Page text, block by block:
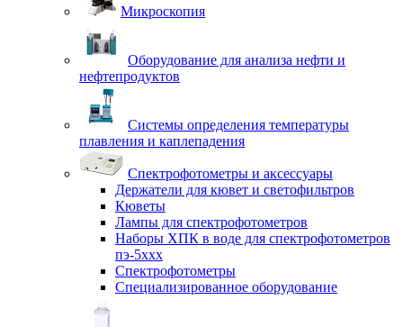
Микроскопия
Оборудование для анализа нефти и
нефтепродуктов
Системы определения температуры
плавления и каплепадения
Спектрофотометры и аксессуары
Держатели для кювет и светофильтров
Кюветы
Лампы для спектрофотометров
Наборы ХПК в воде для спектрофотометров
пэ-5ххх
Спектрофотометры
Специализированное оборудование